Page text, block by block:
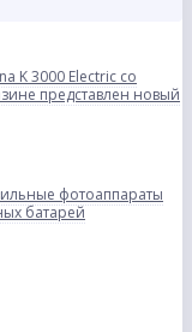
K 3000 Electric со
представлен новый
фотоаппараты
батарей